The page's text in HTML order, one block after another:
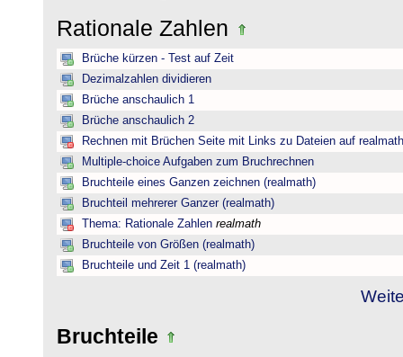
Rationale Zahlen
Brüche kürzen - Test auf Zeit
Dezimalzahlen dividieren
Brüche anschaulich 1
Brüche anschaulich 2
Rechnen mit Brüchen Seite mit Links zu Dateien auf
Multiple-choice Aufgaben zum Bruchrechnen
Bruchteile eines Ganzen zeichnen (realmath)
Bruchteil mehrerer Ganzer (realmath)
Thema: Rationale Zahlen realmath
Bruchteile von Größen (realmath)
Bruchteile und Zeit 1 (realmath)
Bruchteile